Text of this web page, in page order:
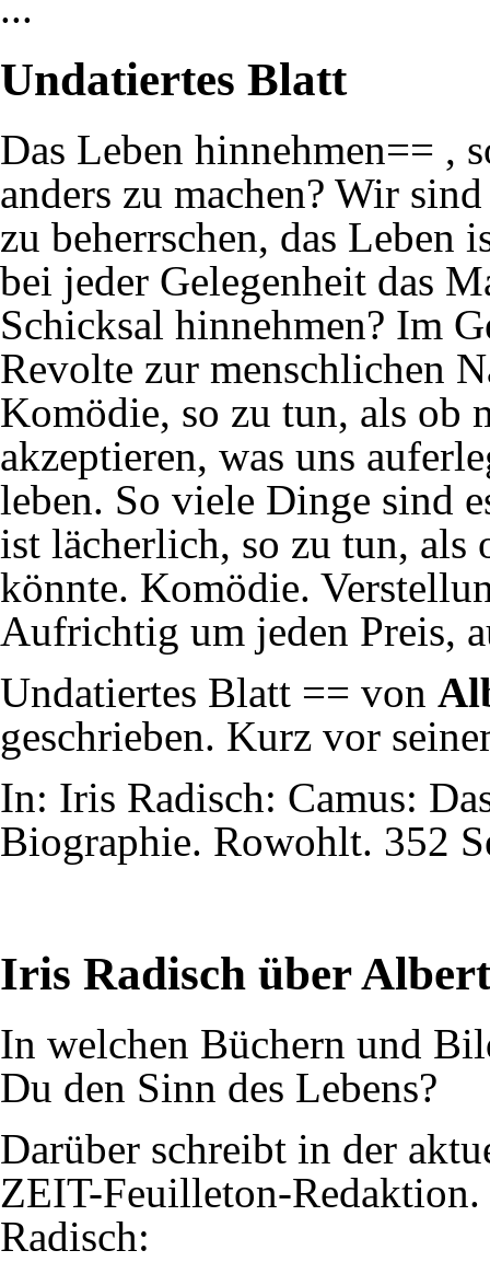
Undatiertes Blatt
Das Leben hinnehmen== ,
anders zu machen? Wir
zu beherrschen, das Leben
bei jeder Gelegenheit das
Schicksal hinnehmen? Im
Revolte zur menschlichen
Komödie, so zu tun, als ob
akzeptieren, was uns
leben. So viele Dinge sind
ist lächerlich, so zu tun, als
könnte. Komödie.
Aufrichtig um jeden Preis,
Undatiertes Blatt == von
geschrieben. Kurz vor
In: Iris Radisch: Camus:
Biographie. Rowohlt. 352
Iris Radisch über
In welchen Büchern und
Du den Sinn des Lebens?
Darüber schreibt in der
ZEIT-Feuilleton-
Radisch: